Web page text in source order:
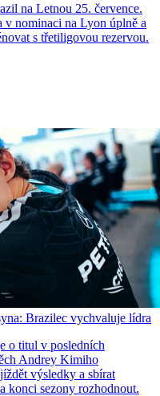
na Letnou 25. července.
v nominaci na Lyon úplně a
s třetiligovou rezervou.
Brazilec vychvaluje lídra
o titul v posledních
Andrey Kimiho
výsledky a sbírat
konci sezony rozhodnout.